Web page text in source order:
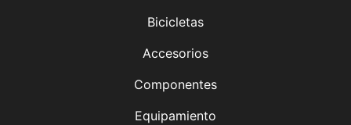
Bicicletas
Accesorios
Componentes
Equipamiento